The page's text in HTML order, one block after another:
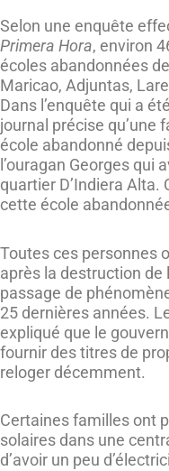
Selon une enquête
Primera Hora, environ
écoles abandonnées
Maricao, Adjuntas,
Dans l’enquête qui a
journal précise qu’une
école abandonné
l’ouragan Georges qui
quartier D’Indiera
cette école
Toutes ces personnes
après la destruction
passage de
25 dernières années.
expliqué que le
fournir des titres de
reloger décemment.
Certaines familles ont
solaires dans une
d’avoir un peu